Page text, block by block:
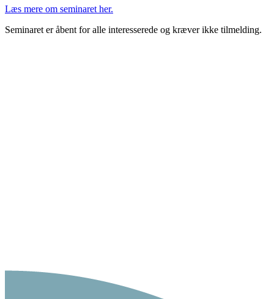
Læs mere om seminaret her.
Seminaret er åbent for alle interesserede og kræver ikke tilmelding.